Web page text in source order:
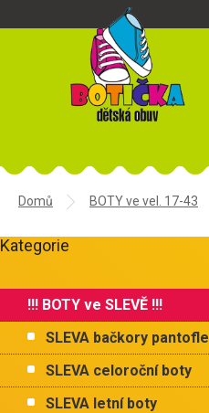
Domů BOTY ve vel. 17-43
o
t
n
í
Přeskočit
Kategorie
!!! BOTY ve SLEVĚ !!!
SLEVA bačkory pantofle
SLEVA celoroční boty
SLEVA letní boty